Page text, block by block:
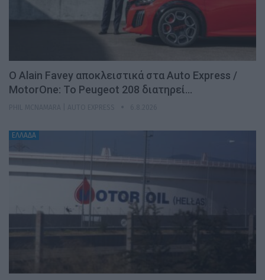
Ο Alain Favey αποκλειστικά στα Auto Express /
MotorOne: Το Peugeot 208 διατηρεί…
ΕΛΛΑΔΑ